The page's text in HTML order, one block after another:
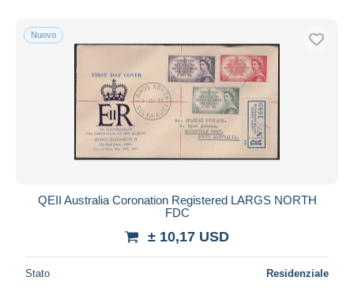
Spedizione gratuita
PayPal
Bonifico bancario
Visa
Mastercard
Residenza del venditore
Nuovo
QEII Australia Coronation Registered LARGS NORTH
FDC
± 10,17 USD
Stato Residenziale